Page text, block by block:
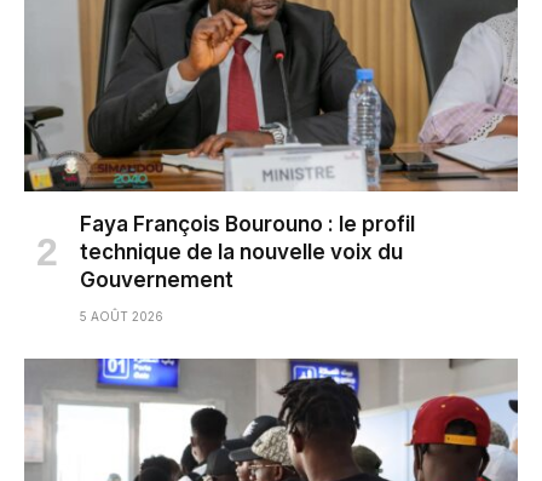
Faya François Bourouno : le profil
technique de la nouvelle voix du
Gouvernement
5 AOÛT 2026